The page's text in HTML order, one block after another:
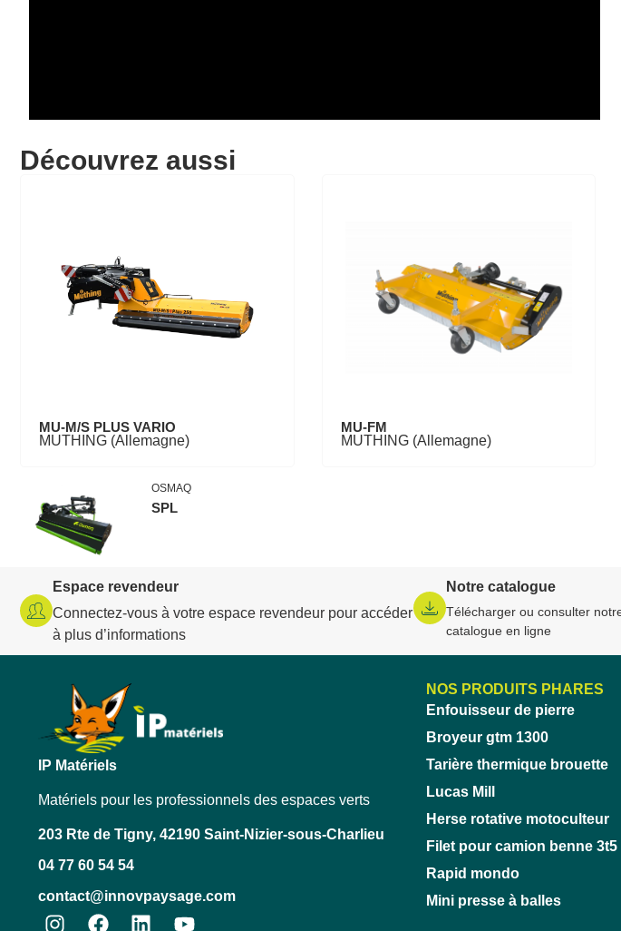
Découvrez aussi
MU-M/S PLUS VARIO
MUTHING (Allemagne)
MU-FM
MUTHING (Allemagne)
OSMAQ
SPL
Espace revendeur
Connectez-vous à votre espace revendeur pour accéder
à plus d’informations
Notre catalogue
Télécharger ou consulter
catalogue en ligne
IP Matériels
Matériels pour les professionnels des espaces verts
203 Rte de Tigny, 42190 Saint-Nizier-sous-Charlieu
04 77 60 54 54
contact@innovpaysage.com
NOS PRODUITS PHARES
Enfouisseur de pierre
Broyeur gtm 1300
Tarière thermique brouette
Lucas Mill
Herse rotative motoculteur
Filet pour camion benne 3t5
Rapid mondo
Mini presse à balles